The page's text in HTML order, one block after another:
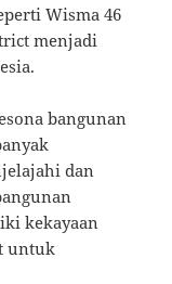
Wisma 46
menjadi
bangunan
dan
kekayaan
untuk